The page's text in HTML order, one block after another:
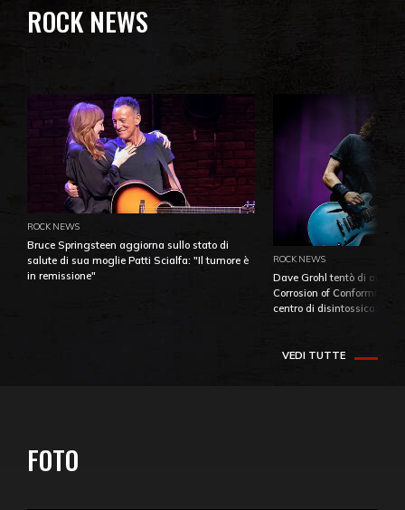
ROCK NEWS
ROCK NEWS
Bruce Springsteen aggiorna sullo stato di
salute di sua moglie Patti Scialfa: "Il tumore è
in remissione"
ROCK NEWS
Dave Grohl tentò di
Corrosion of Conformity
centro di
VEDI TUTTE
FOTO